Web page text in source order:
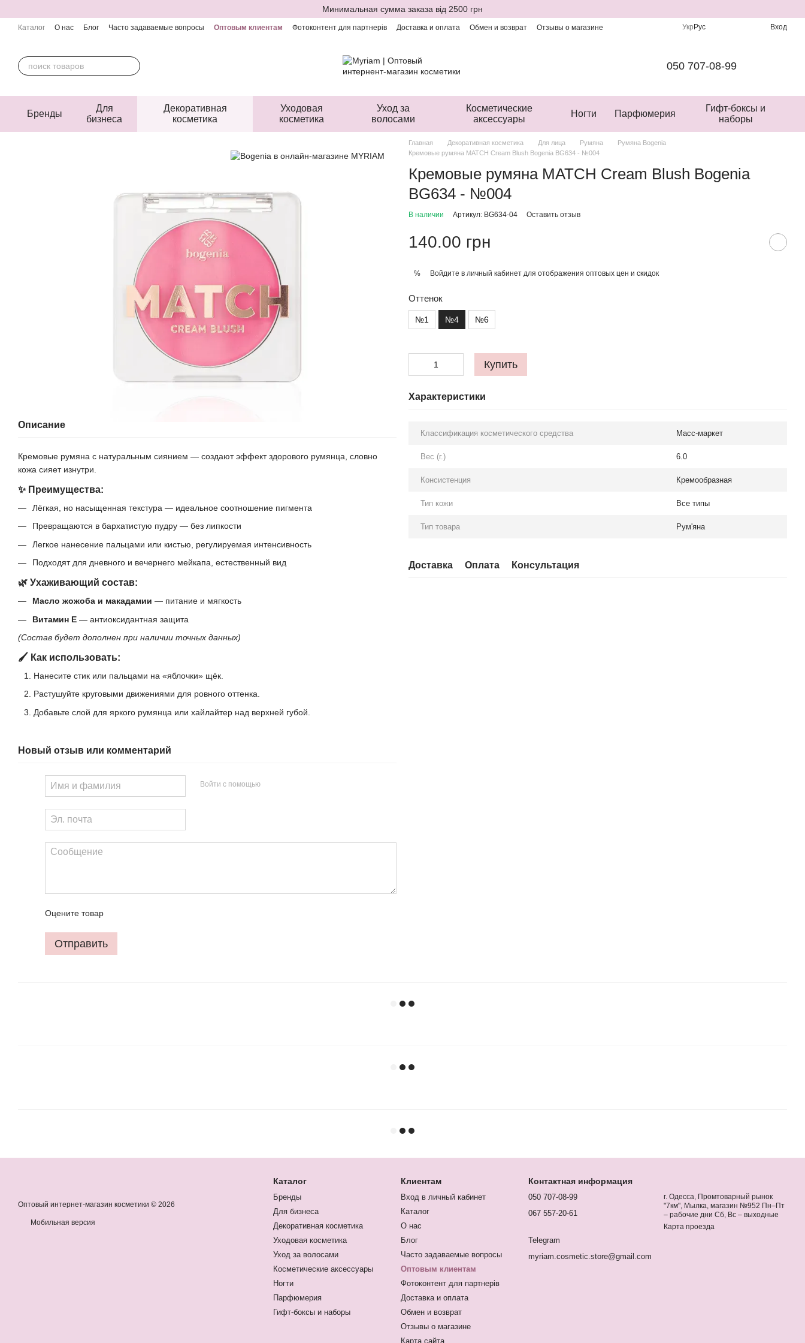
Минимальная сумма заказа від 2500 грн
Каталог О нас Блог Часто задаваемые вопросы Оптовым клиентам Фотоконтент для партнерів Доставка и оплата Обмен и возврат
Отзывы о магазине
Укр Рус Вход
050 707-08-99
Бренды
Для
бизнеса
Декоративная
косметика
Уходовая
косметика
Уход за
волосами
Косметические
аксессуары
Ногти Парфюмерия
Гифт-боксы и
наборы
Описание
Кремовые румяна с натуральным сиянием — создают эффект здорового румянца, словно
кожа сияет изнутри.
✨ Преимущества:
Лёгкая, но насыщенная текстура — идеальное соотношение пигмента
Превращаются в бархатистую пудру — без липкости
Легкое нанесение пальцами или кистью, регулируемая интенсивность
Подходят для дневного и вечернего мейкапа, естественный вид
🌿 Ухаживающий состав:
Масло жожоба и макадамии — питание и мягкость
Витамин E — антиоксидантная защита
(Состав будет дополнен при наличии точных данных)
🖌 Как использовать:
Нанесите стик или пальцами на «яблочки» щёк.
Растушуйте круговыми движениями для ровного оттенка.
Добавьте слой для яркого румянца или хайлайтер над верхней губой.
Новый отзыв или комментарий
Войти с помощью
Оцените товар
Отправить
Главная Декоративная косметика Для лица Румяна
Румяна Bogenia
Кремовые румяна MATCH Cream Blush Bogenia BG634 - №004
Кремовые румяна MATCH Cream Blush Bogenia
BG634 - №004
В наличии Артикул: BG634-04 Оставить отзыв
140.00 грн
% Войдите в личный кабинет для отображения оптовых цен и скидок
Оттенок
№1 №4 №6
Купить
Характеристики
Классификация косметического средства Масс-маркет
Вес (г.) 6.0
Консистенция Кремообразная
Тип кожи Все типы
Тип товара Рум'яна
Доставка Оплата Консультация
Оптовый интернет-магазин косметики © 2026
Мобильная версия
Каталог
Бренды
Для бизнеса
Декоративная косметика
Уходовая косметика
Уход за волосами
Косметические аксессуары
Ногти
Парфюмерия
Гифт-боксы и наборы
Клиентам
Вход в личный кабинет
Каталог
О нас
Блог
Часто задаваемые вопросы
Оптовым клиентам
Фотоконтент для партнерів
Доставка и оплата
Обмен и возврат
Отзывы о магазине
Карта сайта
Контактная информация
050 707-08-99
067 557-20-61
Telegram
myriam.cosmetic.store@gmail.com
г. Одесса, Промтоварный рынок
"7км", Мылка, магазин №952 Пн–Пт
– рабочие дни Сб, Вс – выходные
Карта проезда